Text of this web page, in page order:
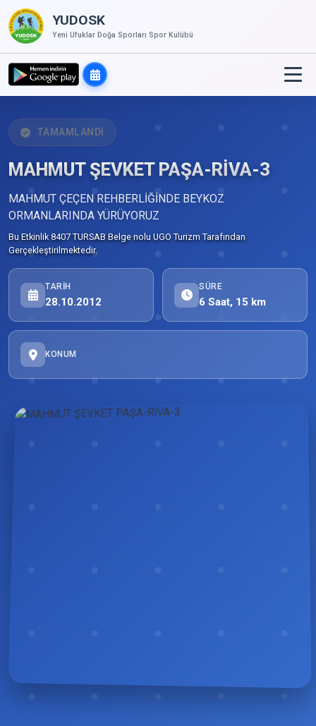
YUDOSK
Yeni Ufuklar Doğa Sporları Spor Kulübü
TAMAMLANDI
MAHMUT ŞEVKET PAŞA-RİVA-3
MAHMUT ÇEÇEN REHBERLİĞİNDE BEYKOZ
ORMANLARINDA YÜRÜYORUZ
Bu Etkinlik 8407 TURSAB Belge nolu UGO Turizm Tarafından
Gerçekleştirilmektedir.
TARIH
28.10.2012
SÜRE
6 Saat, 15 km
KONUM